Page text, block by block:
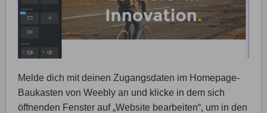
Melde dich mit deinen Zugangsdaten im Homepage-
Baukasten von Weebly an und klicke in dem sich
öffnenden Fenster auf „Website bearbeiten“, um in den